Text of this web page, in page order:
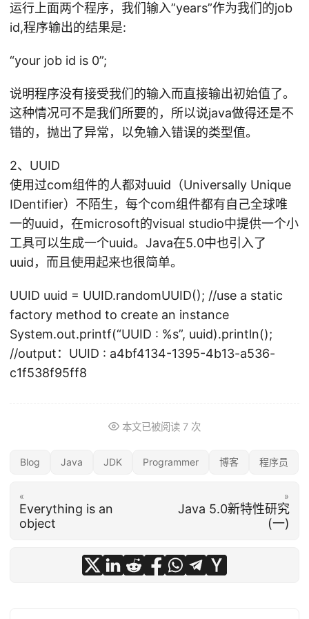
运行上面两个程序，我们输入”years”作为我们的job
id,程序输出的结果是:
“your job id is 0”;
说明程序没有接受我们的输入而直接输出初始值了。
这种情况可不是我们所要的，所以说java做得还是不
错的，抛出了异常，以免输入错误的类型值。
2、UUID
使用过com组件的人都对uuid（Universally Unique
IDentifier）不陌生，每个com组件都有自己全球唯
一的uuid，在microsoft的visual studio中提供一个小
工具可以生成一个uuid。Java在5.0中也引入了
uuid，而且使用起来也很简单。
UUID uuid = UUID.randomUUID(); //use a static
factory method to create an instance
System.out.printf(“UUID : %s”, uuid).println();
//output：UUID : a4bf4134-1395-4b13-a536-
c1f538f95ff8
本文已被阅读 7 次
Blog Java JDK Programmer 博客 程序员
«
Everything is an
object
»
Java 5.0新特性研究
(一)